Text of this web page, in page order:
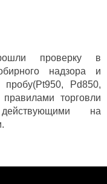
проверку в
надзора и
Pd850,
торговли
на